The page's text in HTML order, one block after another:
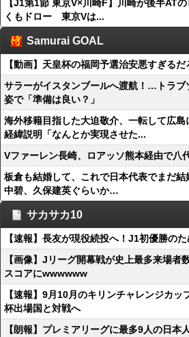
【J1第1節 東京V×川崎F】川崎が後半AT
くもドロー 東京Vは...
Samurai GOAL
【動画】天皇杯の福岡予選治安悪すぎる
サラーがイスタンブールへ渡航！…トラブ
姿で「準備は良い？」
海外移籍目指した大迫敬介、一転して広
経緯説明「なんとか実現させた...
Vファーレン長崎、ロアッソ熊本経由で八
板倉も結婚して、これで日本代表でまだ結
中碧、久保建英ぐらいか…
サカサカ10
【速報】長友が現役続投へ！J1初優勝の
【画像】Jリーグ開幕戦が史上最多来場者
スコアにwwwwww
【速報】9月10月のキリンチャレンジカ
杯出場国と対戦へ
【朗報】プレミアリーグに最多9人の日本